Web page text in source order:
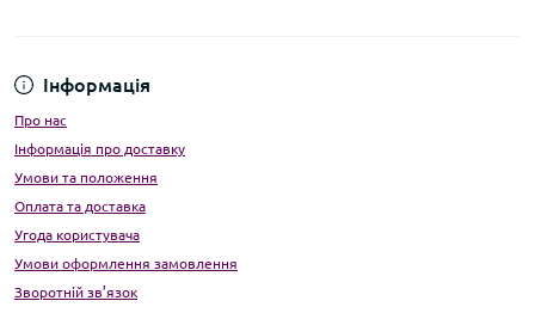
Інформація
Про нас
Інформація про доставку
Умови та положення
Оплата та доставка
Угода користувача
Умови оформлення замовлення
Зворотній зв’язок